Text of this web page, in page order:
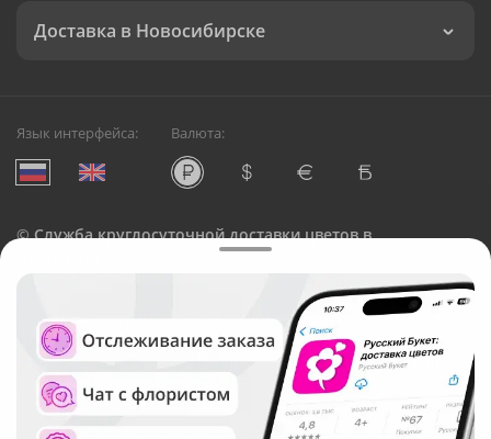
Доставка в Новосибирске
Язык интерфейса: Валюта:
©Служба круглосуточной доставки цветов в
Русский Букет, 2026
Общество с ограниченной ответственностью «Технология»
ОГРН: 1195476081745, ИНН: 5410081997
Юридический адрес: г. Новосибирск, ул. Ипподромская,
д.42, оф. 3